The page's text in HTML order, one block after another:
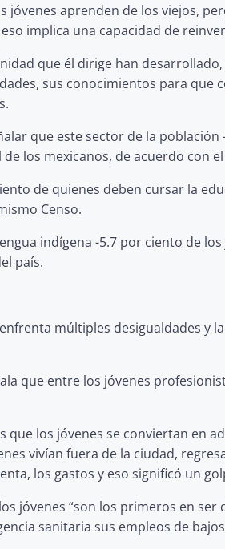
jóvenes aprenden de los viejos,
implica una capacidad de
que él dirige han
sus conocimientos para
que este sector de la
los mexicanos, de acuerdo con
de quienes deben cursar la
Censo.
indígena -5.7 por ciento de
país.
múltiples desigualdades y
que entre los jóvenes
que los jóvenes se conviertan
vivían fuera de la ciudad,
los gastos y eso significó un
jóvenes “son los primeros en
sanitaria sus empleos de